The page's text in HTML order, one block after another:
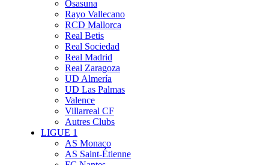
Osasuna
Rayo Vallecano
RCD Mallorca
Real Betis
Real Sociedad
Real Madrid
Real Zaragoza
UD Almería
UD Las Palmas
Valence
Villarreal CF
Autres Clubs
LIGUE 1
AS Monaco
AS Saint-Étienne